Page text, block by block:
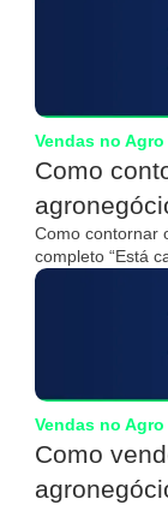
Vendas no Agro
Como
Como contornar
completo “Está
Vendas no Agro
Como